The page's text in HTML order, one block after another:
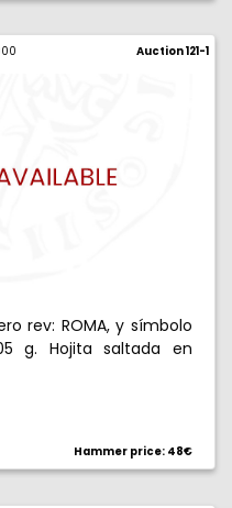
Auction 121-1
rev: ROMA, y símbolo
g. Hojita saltada en
Hammer price: 48€